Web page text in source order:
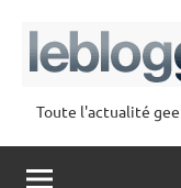
contenu
Toute l'actualité